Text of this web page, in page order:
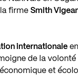
la firmeSmith
internationale
de la
et